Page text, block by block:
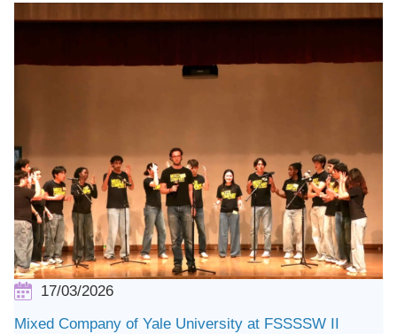
17/03/2026
Mixed Company of Yale University at FSSSSW II